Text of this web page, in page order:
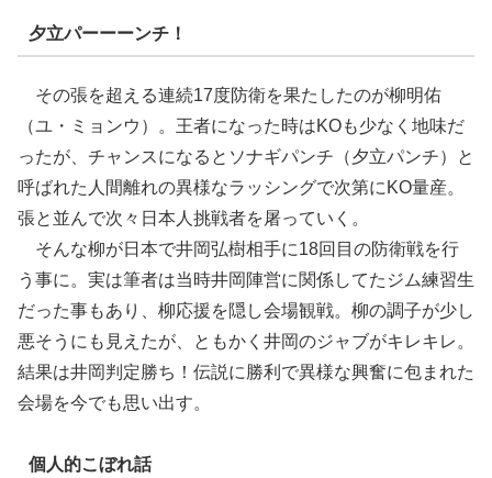
夕立パーーーンチ！
その張を超える連続17度防衛を果たしたのが柳明佑
（ユ・ミョンウ）。王者になった時はKOも少なく地味だ
ったが、チャンスになるとソナギパンチ（夕立パンチ）と
呼ばれた人間離れの異様なラッシングで次第にKO量産。
張と並んで次々日本人挑戦者を屠っていく。
そんな柳が日本で井岡弘樹相手に18回目の防衛戦を行
う事に。実は筆者は当時井岡陣営に関係してたジム練習生
だった事もあり、柳応援を隠し会場観戦。柳の調子が少し
悪そうにも見えたが、ともかく井岡のジャブがキレキレ。
結果は井岡判定勝ち！伝説に勝利で異様な興奮に包まれた
会場を今でも思い出す。
個人的こぼれ話